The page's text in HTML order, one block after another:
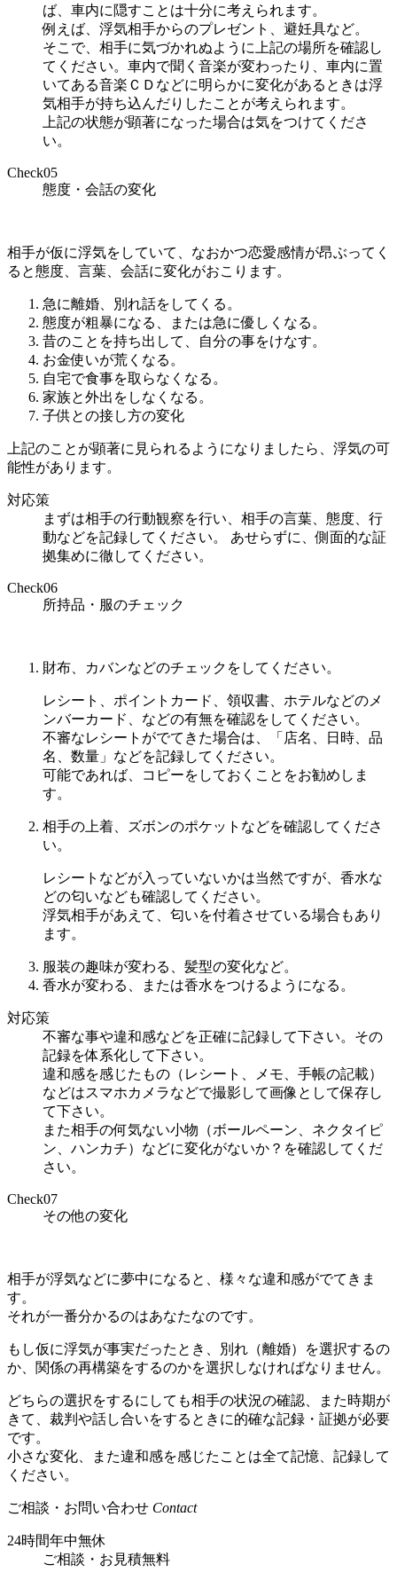
ば、車内に隠すことは十分に考えられます。
例えば、浮気相手からのプレゼント、避妊具など。
そこで、相手に気づかれぬように上記の場所を確認し
てください。車内で聞く音楽が変わったり、車内に置
いてある音楽ＣＤなどに明らかに変化があるときは浮
気相手が持ち込んだりしたことが考えられます。
上記の状態が顕著になった場合は気をつけてくださ
い。
Check05
態度・会話の変化
相手が仮に浮気をしていて、なおかつ恋愛感情が昂ぶってく
ると態度、言葉、会話に変化がおこります。
急に離婚、別れ話をしてくる。
態度が粗暴になる、または急に優しくなる。
昔のことを持ち出して、自分の事をけなす。
お金使いが荒くなる。
自宅で食事を取らなくなる。
家族と外出をしなくなる。
子供との接し方の変化
上記のことが顕著に見られるようになりましたら、浮気の可
能性があります。
対応策
まずは相手の行動観察を行い、相手の言葉、態度、行
動などを記録してください。 あせらずに、側面的な証
拠集めに徹してください。
Check06
所持品・服のチェック
財布、カバンなどのチェックをしてください。
レシート、ポイントカード、領収書、ホテルなどのメ
ンバーカード、などの有無を確認をしてください。
不審なレシートがでてきた場合は、「店名、日時、品
名、数量」などを記録してください。
可能であれば、コピーをしておくことをお勧めしま
す。
相手の上着、ズボンのポケットなどを確認してくださ
い。
レシートなどが入っていないかは当然ですが、香水な
どの匂いなども確認してください。
浮気相手があえて、匂いを付着させている場合もあり
ます。
服装の趣味が変わる、髪型の変化など。
香水が変わる、または香水をつけるようになる。
対応策
不審な事や違和感などを正確に記録して下さい。その
記録を体系化して下さい。
違和感を感じたもの（レシート、メモ、手帳の記載）
などはスマホカメラなどで撮影して画像として保存し
て下さい。
また相手の何気ない小物（ボールペーン、ネクタイピ
ン、ハンカチ）などに変化がないか？を確認してくだ
さい。
Check07
その他の変化
相手が浮気などに夢中になると、様々な違和感がでてきま
す。
それが一番分かるのはあなたなのです。
もし仮に浮気が事実だったとき、別れ（離婚）を選択するの
か、関係の再構築をするのかを選択しなければなりません。
どちらの選択をするにしても相手の状況の確認、また時期が
きて、裁判や話し合いをするときに的確な記録・証拠が必要
です。
小さな変化、また違和感を感じたことは全て記憶、記録して
ください。
ご相談・お問い合わせ Contact
24時間年中無休
ご相談 ・ お見積無料